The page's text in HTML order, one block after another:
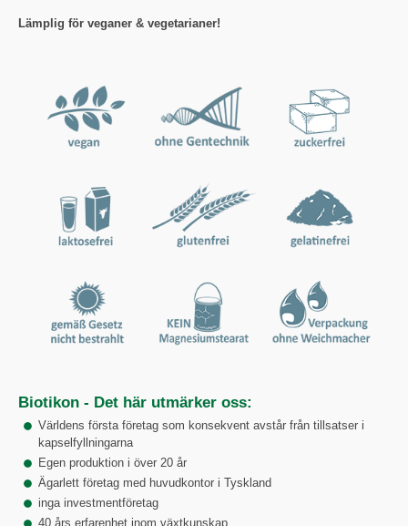
Lämplig för veganer & vegetarianer!
Biotikon - Det här utmärker oss:
Världens första företag som konsekvent avstår från tillsatser i
kapselfyllningarna
Egen produktion i över 20 år
Ägarlett företag med huvudkontor i Tyskland
inga investmentföretag
40 års erfarenhet inom växtkunskap